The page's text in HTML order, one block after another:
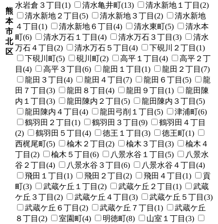
熊
本
市
北
区
水岩倉３丁目(1)
清水亀井町(13)
清水新地１丁目(2)
清水新地２丁目(5)
清水新地３丁目(2)
清水新地
４丁目(1)
清水新地６丁目(4) 清水東町(5)
清水本
町(6)
清水万石１丁目(4) 清水万石３丁目(3)
清水
万石４丁目(2)
清水万石５丁目(4)
下硯川２丁目(1)
下硯川町(5)
硯川町(2) 高平１丁目(4)
高平２丁
目(4)
高平３丁目(6) 龍田１丁目(1)
龍田２丁目(7)
龍田３丁目(4)
龍田４丁目(7) 龍田６丁目(5)
龍
田７丁目(3)
龍田８丁目(4) 龍田９丁目(1)
龍田陳
内１丁目(3)
龍田陳内２丁目(5)
龍田陳内３丁目(5)
龍田陳内４丁目(4)
龍田弓削１丁目(5)
津浦町(6)
鶴羽田２丁目(1)
鶴羽田３丁目(9)
鶴羽田４丁目
(2)
鶴羽田５丁目(4) 徳王１丁目(3)
徳王町(1)
西梶尾町(5)
楡木２丁目(2) 楡木３丁目(3)
楡木４
丁目(2)
楡木５丁目(6) 八景水谷１丁目(5)
八景水
谷２丁目(4)
八景水谷３丁目(6)
八景水谷４丁目(4)
飛田１丁目(1)
飛田２丁目(2) 飛田４丁目(1)
貢
町(3)
武蔵ケ丘１丁目(2) 武蔵ケ丘２丁目(1)
武蔵
ケ丘３丁目(2)
武蔵ケ丘４丁目(3)
武蔵ケ丘５丁目(3)
武蔵ケ丘６丁目(2)
武蔵ケ丘７丁目(1)
武蔵ケ丘
８丁目(2)
室園町(4) 明徳町(8)
山室１丁目(3)